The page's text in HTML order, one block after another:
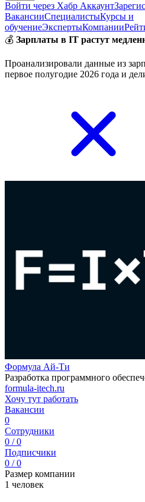
Войти через Хабр Аккаунт
ВакансииСпециалистыКурсы и
обучениеЭкспертыКомпании
💰 Зарплаты в IT растут
Проанализировали данные из
первое полугодие 2026 года и
Формула Ай-Ти
Разработка программного
formula-itech.ru
Хочу тут работать
Вакансии
0
Сотрудники
0 / 0
Подписчики
0 / 0
Размер компании
1 человек